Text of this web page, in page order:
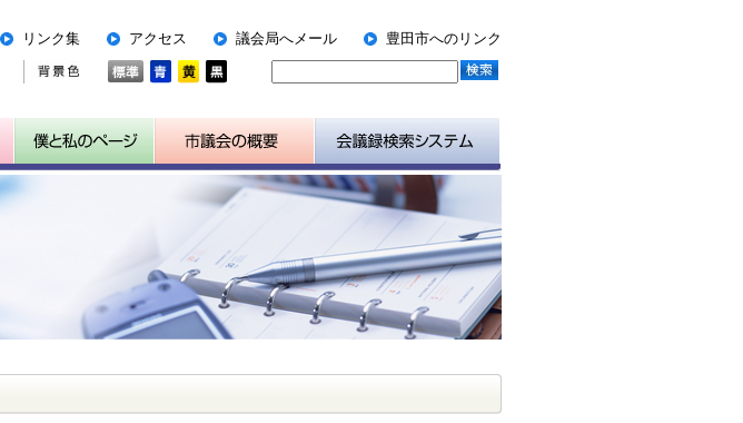
リンク集
アクセス 議会局へメール 豊田市へのリンク